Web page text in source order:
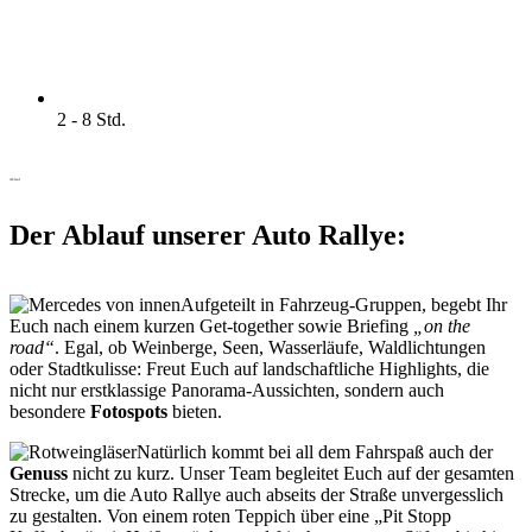
2 - 8 Std.
Ablauf
Der Ablauf unserer Auto Rallye:
Aufgeteilt in Fahrzeug-Gruppen, begebt Ihr
Euch nach einem kurzen Get-together sowie Briefing
„on the
road“. Egal, ob Weinberge, Seen, Wasserläufe, Waldlichtungen
oder Stadtkulisse: Freut Euch auf landschaftliche Highlights, die
nicht nur erstklassige Panorama-Aussichten, sondern auch
besondere Fotospots bieten.
Natürlich kommt bei all dem Fahrspaß auch der
Genuss nicht zu kurz. Unser Team begleitet Euch auf der gesamten
Strecke, um die Auto Rallye auch abseits der Straße unvergesslich
zu gestalten. Von einem roten Teppich über eine „Pit Stopp